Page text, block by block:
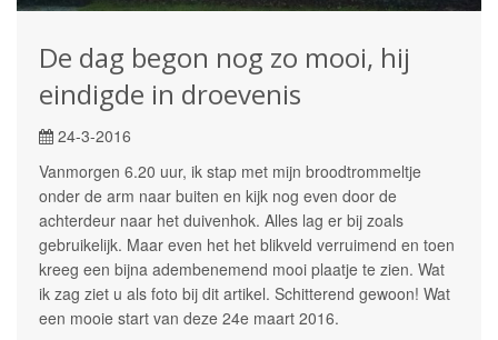
De dag begon nog zo mooi, hij
eindigde in droevenis
24-3-2016
Vanmorgen 6.20 uur, ik stap met mijn broodtrommeltje
onder de arm naar buiten en kijk nog even door de
achterdeur naar het duivenhok. Alles lag er bij zoals
gebruikelijk. Maar even het het blikveld verruimend en toen
kreeg een bijna adembenemend mooi plaatje te zien. Wat
ik zag ziet u als foto bij dit artikel. Schitterend gewoon! Wat
een mooie start van deze 24e maart 2016.